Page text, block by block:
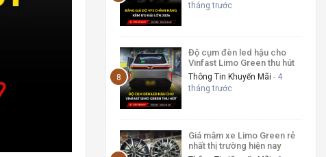
tháng trước
Độ cụm đèn led hậu cho
Vinfast Limo Green thu hút
Thông Tin Khuyến Mãi - 4
tháng trước
Giá mâm xe Limo Green rẻ
nhất thị trường hiện nay